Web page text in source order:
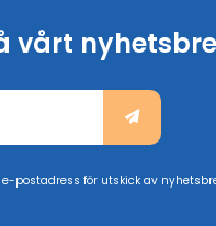
vårt
postadress för utskick av